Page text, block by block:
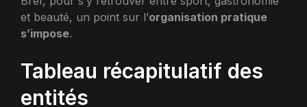
et beauté, un point sur l’organisation pratique
s’impose.
Tableau récapitulatif des
entités